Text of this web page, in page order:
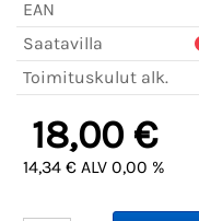
EAN
Saatavilla
Toimituskulut alk.
18,00 €
14,34 € ALV 0,00 %